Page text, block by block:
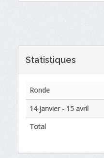
Statistiques
Ronde
14 janvier - 15 avril
Total